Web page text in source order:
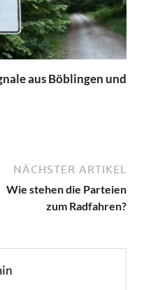
aus Böblingen und
NÄCHSTER ARTIKEL
Wie stehen die Parteien
zum Radfahren?